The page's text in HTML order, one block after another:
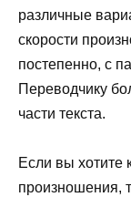
различные
скорости
постепенно, с
Переводчику
части текста.
Если вы хотите
произношения,